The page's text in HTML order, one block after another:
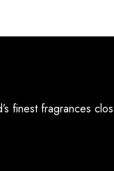
finest fragrances